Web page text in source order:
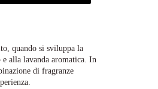
quando si sviluppa la
alla lavanda aromatica. In
di fragranze